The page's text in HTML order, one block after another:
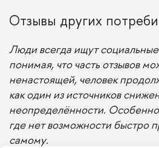
Отзывы других
Люди всегда ищут
понимая, что часть отзывов
ненастоящей, человек
как один из источников
неопределённости.
где нет возможности быстро
самому.